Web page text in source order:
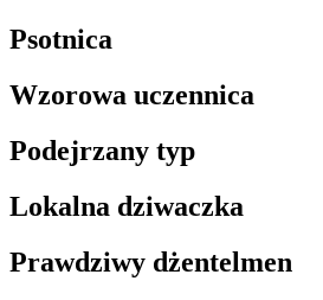
Psotnica
Wzorowa uczennica
Podejrzany typ
Lokalna dziwaczka
Prawdziwy dżentelmen